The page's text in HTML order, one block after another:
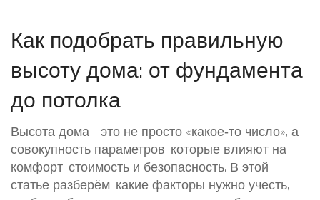
Как подобрать правильную
высоту дома: от фундамента
до потолка
Высота дома — это не просто «какое‑то число», а
совокупность параметров, которые влияют на
комфорт, стоимость и безопасность. В этой
статье разберём, какие факторы нужно учесть,